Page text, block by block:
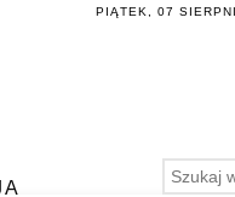
PIĄTEK, 07